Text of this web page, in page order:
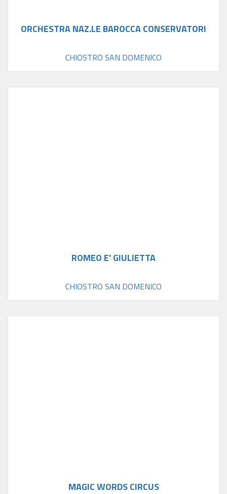
ORCHESTRA NAZ.LE BAROCCA CONSERVATORI
CHIOSTRO SAN DOMENICO
ROMEO E' GIULIETTA
CHIOSTRO SAN DOMENICO
MAGIC WORDS CIRCUS